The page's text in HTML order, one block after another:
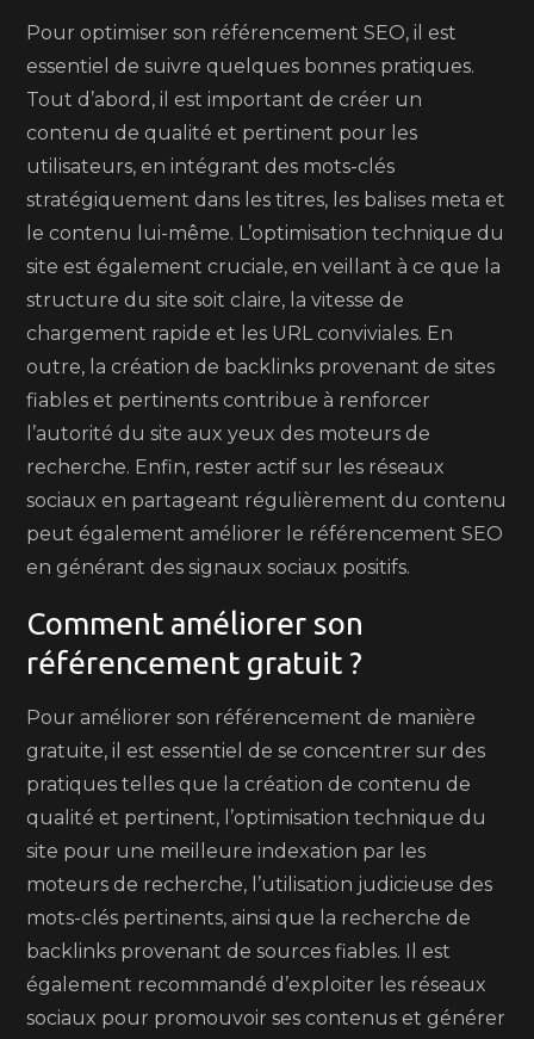
Pour optimiser son référencement SEO, il est
essentiel de suivre quelques bonnes pratiques.
Tout d’abord, il est important de créer un
contenu de qualité et pertinent pour les
utilisateurs, en intégrant des mots-clés
stratégiquement dans les titres, les balises meta et
le contenu lui-même. L’optimisation technique du
site est également cruciale, en veillant à ce que la
structure du site soit claire, la vitesse de
chargement rapide et les URL conviviales. En
outre, la création de backlinks provenant de sites
fiables et pertinents contribue à renforcer
l’autorité du site aux yeux des moteurs de
recherche. Enfin, rester actif sur les réseaux
sociaux en partageant régulièrement du contenu
peut également améliorer le référencement SEO
en générant des signaux sociaux positifs.
Comment améliorer son
référencement gratuit ?
Pour améliorer son référencement de manière
gratuite, il est essentiel de se concentrer sur des
pratiques telles que la création de contenu de
qualité et pertinent, l’optimisation technique du
site pour une meilleure indexation par les
moteurs de recherche, l’utilisation judicieuse des
mots-clés pertinents, ainsi que la recherche de
backlinks provenant de sources fiables. Il est
également recommandé d’exploiter les réseaux
sociaux pour promouvoir ses contenus et générer